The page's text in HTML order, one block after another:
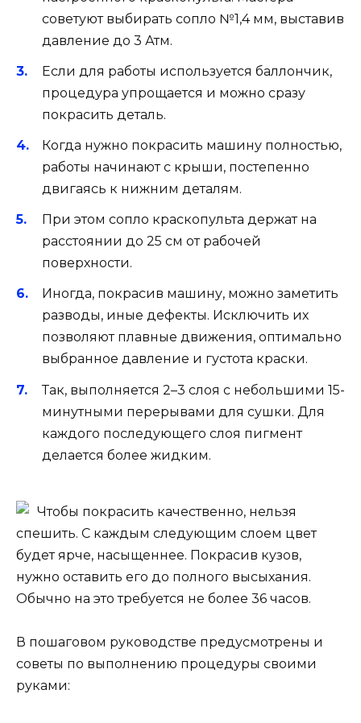
советуют выбирать сопло №1,4 мм, выставив
давление до 3 Атм.
Если для работы используется баллончик,
процедура упрощается и можно сразу
покрасить деталь.
Когда нужно покрасить машину полностью,
работы начинают с крыши, постепенно
двигаясь к нижним деталям.
При этом сопло краскопульта держат на
расстоянии до 25 см от рабочей
поверхности.
Иногда, покрасив машину, можно заметить
разводы, иные дефекты. Исключить их
позволяют плавные движения, оптимально
выбранное давление и густота краски.
Так, выполняется 2–3 слоя с небольшими 15-
минутными перерывами для сушки. Для
каждого последующего слоя пигмент
делается более жидким.
Чтобы покрасить качественно, нельзя
спешить. С каждым следующим слоем цвет
будет ярче, насыщеннее. Покрасив кузов,
нужно оставить его до полного высыхания.
Обычно на это требуется не более 36 часов.
В пошаговом руководстве предусмотрены и
советы по выполнению процедуры своими
руками: